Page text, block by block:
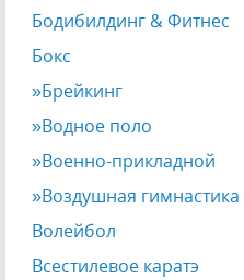
Бодибилдинг & Фитнес
Бокс
»Брейкинг
»Водное поло
»Военно-прикладной
»Воздушная гимнастика
Волейбол
Всестилевое каратэ